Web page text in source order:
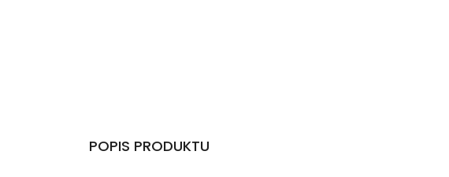
POPIS PRODUKTU